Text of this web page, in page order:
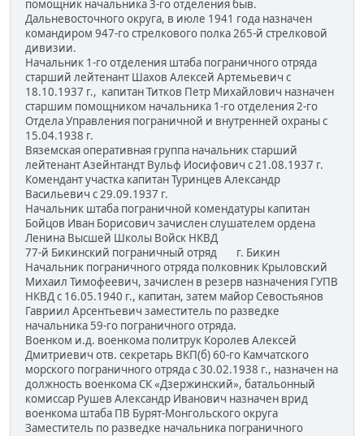
помощник начальника 3-го отделения быв.
Дальневосточного округа, в июле 1941 года назначен
командиром 947-го стрелкового полка 265-й стрелковой
дивизии.
Начальник 1-го отделения штаба пограничного отряда
старший лейтенант Шахов Алексей Артемьевич с
18.10.1937 г., капитан Титков Петр Михайлович назначен
старшим помощником начальника 1-го отделения 2-го
Отдела Управления пограничной и внутренней охраны с
15.04.1938 г.
Вяземская оперативная группа начальник старший
лейтенант Азейнтандт Вульф Иосифович с 21.08.1937 г.
Комендант участка капитан Туринцев Александр
Васильевич с 29.09.1937 г.
Начальник штаба пограничной комендатуры капитан
Бойцов Иван Борисович зачислен слушателем ордена
Ленина Высшей Школы Войск НКВД
77-й Бикинский пограничный отряд г. Бикин
Начальник пограничного отряда полковник Крыловский
Михаил Тимофеевич, зачислен в резерв назначения ГУПВ
НКВД с 16.05.1940 г., капитан, затем майор Севостьянов
Гавриил Арсентьевич заместитель по разведке
начальника 59-го пограничного отряда.
Военком и.д. военкома политрук Королев Алексей
Дмитриевич отв. секретарь ВКП(б) 60-го Камчатского
морского пограничного отряда с 30.02.1938 г., назначен на
должность военкома СК «Дзержинский», батальонный
комиссар Рушев Александр Иванович назначен врид
военкома штаба ПВ Бурят-Монгольского округа
Заместитель по разведке начальника пограничного